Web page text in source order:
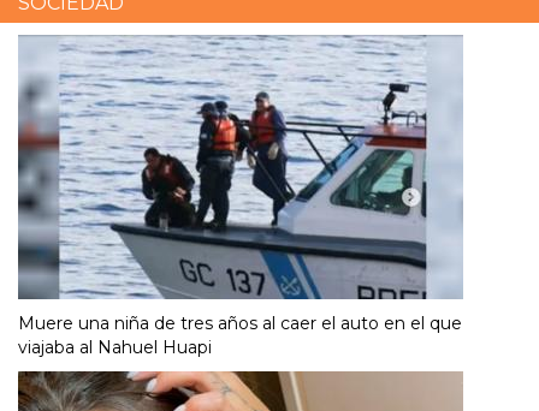
Muere una niña de tres años al caer el auto en el que
viajaba al Nahuel Huapi